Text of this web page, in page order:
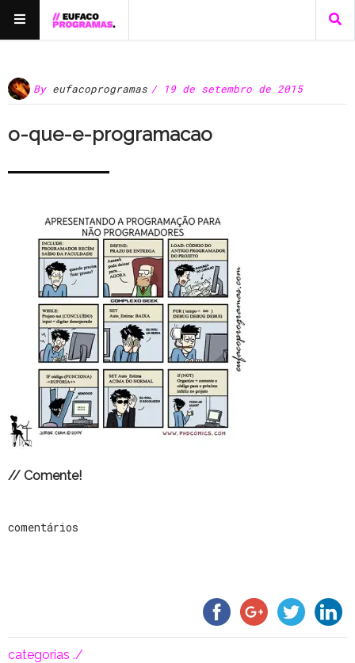
By eufacoprogramas / 19 de setembro de 2015
o-que-e-programacao
// Comente!
comentários
categorias ./